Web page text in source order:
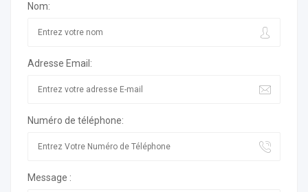
Nom:
Adresse Email:
Numéro de téléphone:
Message :